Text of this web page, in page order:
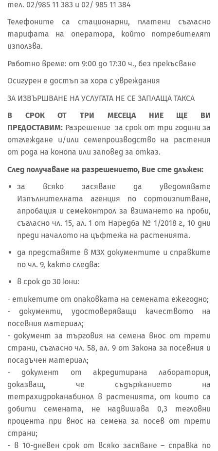
тел. 02/985 11 383 и 02/ 985 11 384
Телефоните са стационарни, платени съгласно
тарифата на оператора, който потребителят
използва.
Работно време: от 9:00 до 17:30 ч., без прекъсване
Осигурен е достъп за хора с увреждания
ЗА ИЗВЪРШВАНЕ НА УСЛУГАТА НЕ СЕ ЗАПЛАЩА ТАКСА
В СРОК ОТ ТРИ МЕСЕЦА НИЕ ЩЕ ВИ
ПРЕДОСТАВИМ: Разрешение за срок от три години за
отглеждане и/или семепроизводство на растения
от рода на конопа или заповед за отказ.
След получаване на разрешението, Вие сте длъжен:
за всяко засяване да уведомявате
Изпълнителната агенция по сортоизпитване,
апробация и семеконтрол за взимането на проби,
съгласно чл. 15, ал. 1 от Наредба № 1/2018 г., 10 дни
преди началото на цъфтежа на растенията.
да представяте в МЗХ документите и справките
по чл. 9, както следва:
в срок до 30 юни:
- етикетите от опаковката на семената ежегодно;
- документи, удостоверяващи качеството на
посевния материал;
- документ за търговия на семена внос от трети
страни, съгласно чл. 58, ал. 9 от Закона за посевния и
посадъчен материал;
- документ от акредитирана лаборатория,
доказващ, че съдържанието на
тетрахидроканабинол в растенията, от които са
добити семената, не надвишава 0,3 тегловни
процента при внос на семена за посев от трети
страни;
- в 10-дневен срок от всяко засяване – справка по